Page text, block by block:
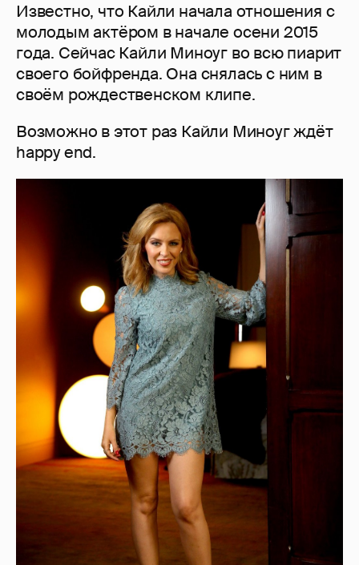
Известно, что Кайли начала отношения с
молодым актёром в начале осени 2015
года. Сейчас Кайли Миноуг во всю пиарит
своего бойфренда. Она снялась с ним в
своём рождественском клипе.
Возможно в этот раз Кайли Миноуг ждёт
happy end.